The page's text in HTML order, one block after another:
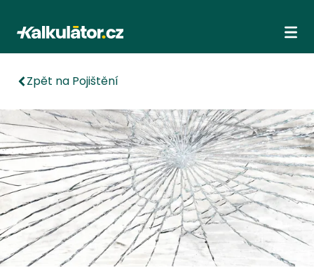
Kalkulátor.cz
Zpět na Pojištění